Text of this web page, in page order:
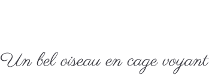
Un bel oiseau en cage voyant